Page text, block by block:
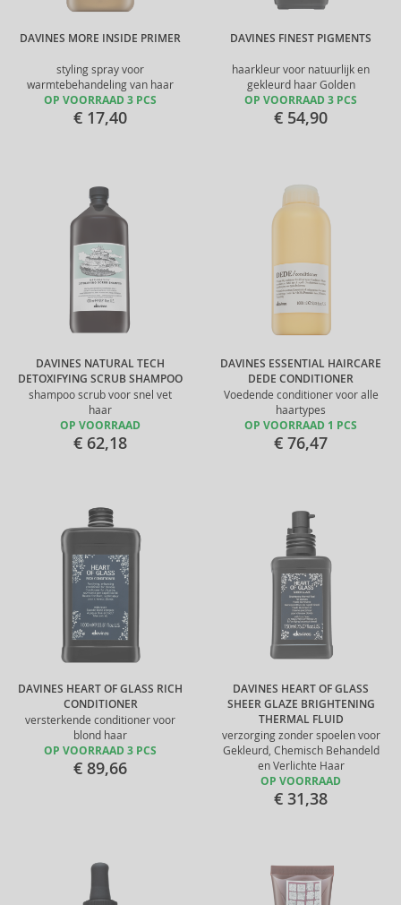
DAVINES MORE INSIDE PRIMER
styling spray voor
warmtebehandeling van haar
OP VOORRAAD 3 PCS
€ 17,40
DAVINES FINEST PIGMENTS
haarkleur voor natuurlijk en
gekleurd haar Golden
OP VOORRAAD 3 PCS
€ 54,90
DAVINES NATURAL TECH
DETOXIFYING SCRUB SHAMPOO
shampoo scrub voor snel vet
haar
OP VOORRAAD
€ 62,18
DAVINES ESSENTIAL HAIRCARE
DEDE CONDITIONER
Voedende conditioner voor alle
haartypes
OP VOORRAAD 1 PCS
€ 76,47
DAVINES HEART OF GLASS RICH
CONDITIONER
versterkende conditioner voor
blond haar
OP VOORRAAD 3 PCS
€ 89,66
DAVINES HEART OF GLASS
SHEER GLAZE BRIGHTENING
THERMAL FLUID
verzorging zonder spoelen voor
Gekleurd, Chemisch Behandeld
en Verlichte Haar
OP VOORRAAD
€ 31,38